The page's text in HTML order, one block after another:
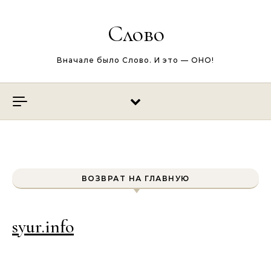
Слово
Вначале было Слово. И это — ОНО!
ВОЗВРАТ НА ГЛАВНУЮ
syur.info